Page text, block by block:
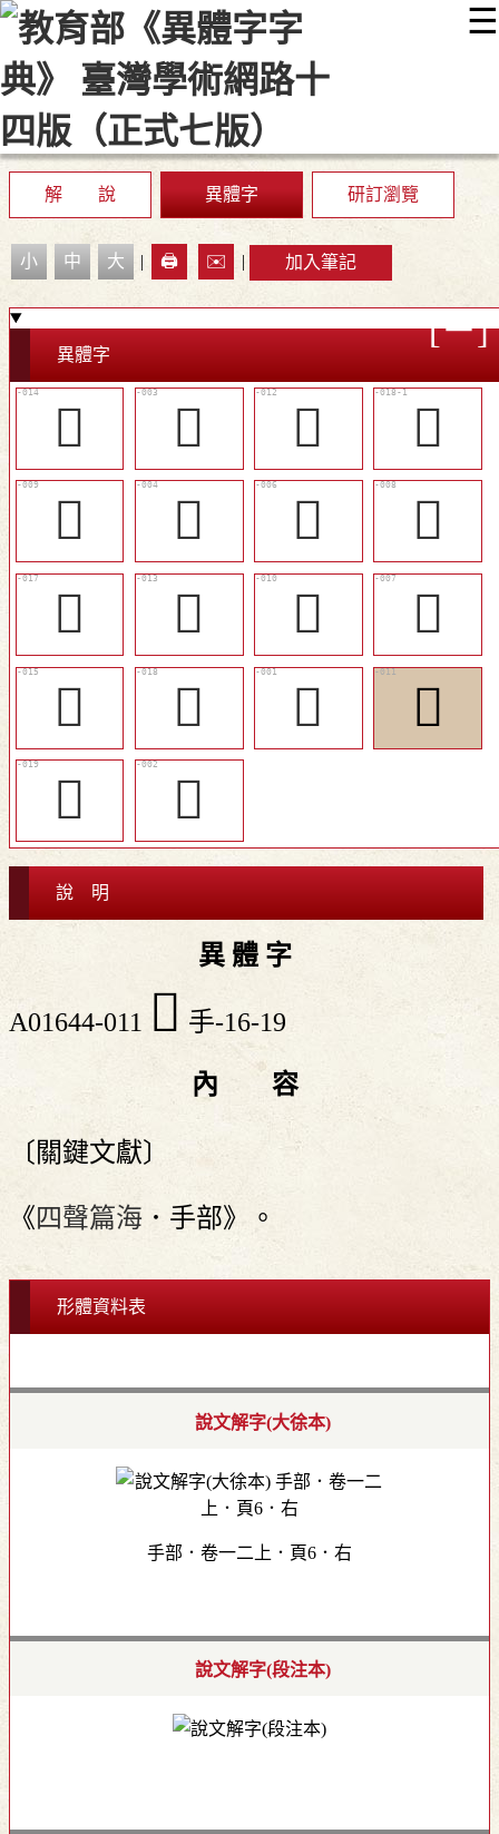
☰
::: 最新消息 常見問題 編輯說明
顯示模式
網站導覽
解 說 異體字 研訂瀏覽
小 中 大 | 🖨️ ✉️ | 加入筆記
異體字
󲔒 𢫼 󲔐
𢭒
󲔍
𢮞 󲔊
󲔌
󲔔
󲔑 󲔎
󲔋
󲔓
󲔕 𢸪
󲔏
󲔖
𤔢
說 明
異 體 字
A01644-011 󲔏 手-16-19
內 容
〔關鍵文獻〕
《四聲篇海 ．手部》。
形體資料表
說文解字(大徐本)
手部．卷一二上．頁6．右
說文解字(段注本)